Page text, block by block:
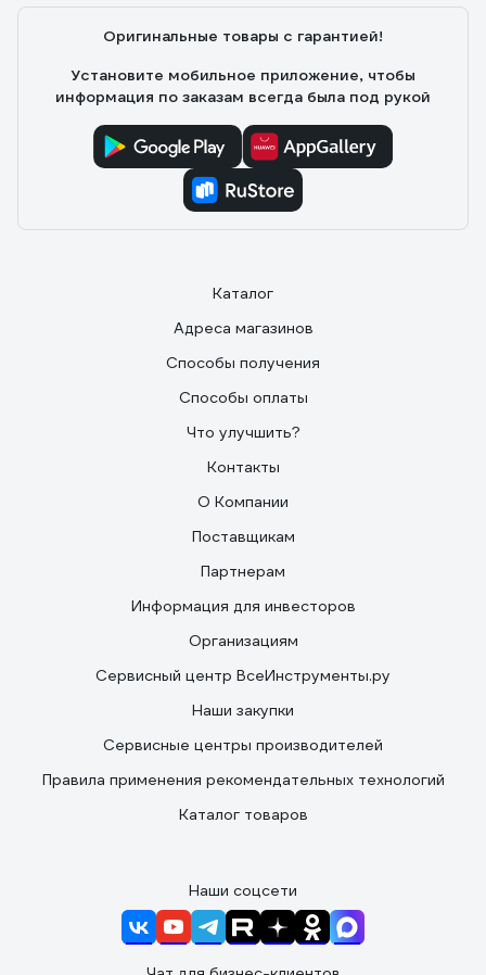
Оригинальные товары с гарантией!
Установите мобильное приложение, чтобы
информация по заказам всегда была под рукой
Каталог
Адреса магазинов
Способы получения
Способы оплаты
Что улучшить?
Контакты
О Компании
Поставщикам
Партнерам
Информация для инвесторов
Организациям
Сервисный центр ВсеИнструменты.ру
Наши закупки
Сервисные центры производителей
Правила применения рекомендательных технологий
Каталог товаров
Наши соцсети